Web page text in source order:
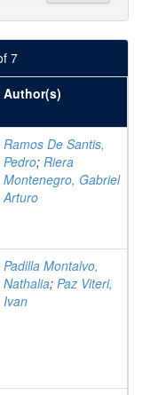
7
Author(s)
Ramos De Santis,
Pedro; Riera
Montenegro, Gabriel
Arturo
Padilla Montalvo,
Nathalia; Paz Viteri,
Ivan